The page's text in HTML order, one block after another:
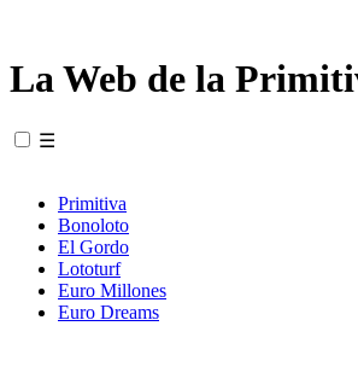
La Web de la
☰
Primitiva
Bonoloto
El Gordo
Lototurf
Euro Millones
Euro Dreams